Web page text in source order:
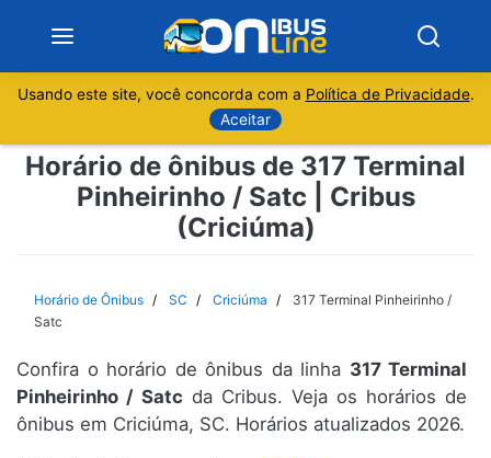
Sobre
Espírito Santo
Usando este site, você concorda com a Política de Privacidade.
Aceitar
Horário de ônibus de 317 Terminal
Pinheirinho / Satc | Cribus
(Criciúma)
Horário de Ônibus SC Criciúma
317 Terminal Pinheirinho /
Satc
Confira o horário de ônibus da linha 317 Terminal
Pinheirinho / Satc da Cribus. Veja os horários de
ônibus em Criciúma, SC. Horários atualizados 2026.